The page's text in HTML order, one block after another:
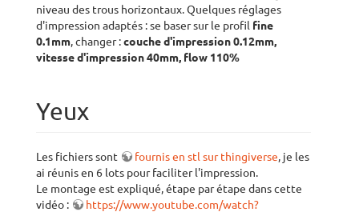
niveau des trous horizontaux. Quelques réglages
d'impression adaptés : se baser sur le profil fine
0.1mm, changer :couche d'impression 0.12mm,
vitesse d'impression 40mm, flow 110%
Yeux
Les fichiers sont fournis en stl sur thingiverse, je les
ai réunis en 6 lots pour faciliter l'impression.
Le montage est expliqué, étape par étape dans cette
vidéo :
https://www.youtube.com/watch?